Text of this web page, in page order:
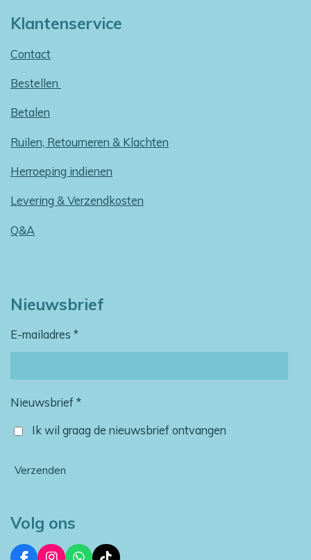
Klantenservice
Contact
Bestellen
Betalen
Ruilen, Retourneren & Klachten
Herroeping indienen
Levering & Verzendkosten
Q&A
Nieuwsbrief
E-mailadres *
Nieuwsbrief *
Ik wil graag de nieuwsbrief ontvangen
Verzenden
Volg ons